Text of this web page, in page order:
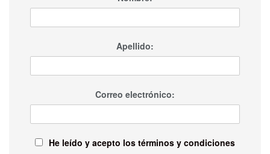
Apellido:
Correo electrónico:
He leído y acepto los términos y condiciones